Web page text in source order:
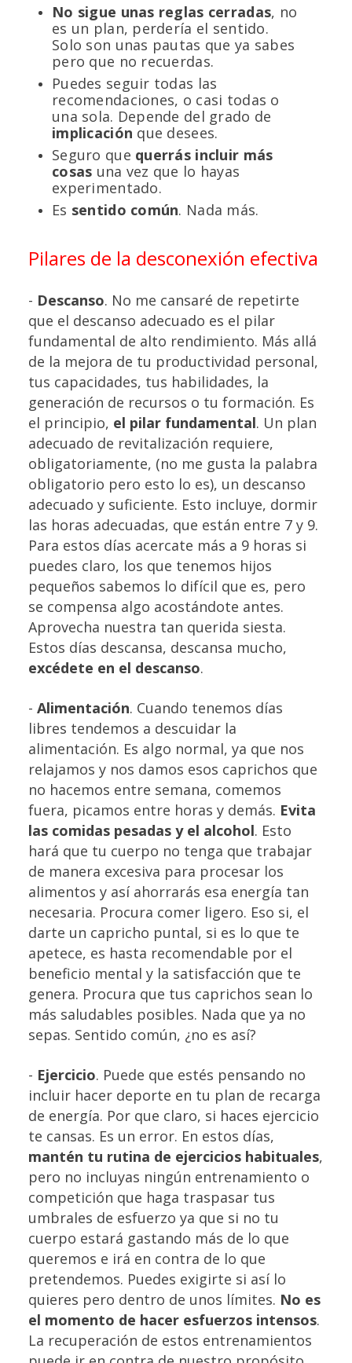
No sigue unas reglas cerradas, no
es un plan, perdería el sentido.
Solo son unas pautas que ya sabes
pero que no recuerdas.
Puedes seguir todas las
recomendaciones, o casi todas o
una sola. Depende del grado de
implicación que desees.
Seguro que querrás incluir más
cosas una vez que lo hayas
experimentado.
Es sentido común. Nada más.
Pilares de la desconexión efectiva
- Descanso. No me cansaré de repetirte
que el descanso adecuado es el pilar
fundamental de alto rendimiento. Más allá
de la mejora de tu productividad personal,
tus capacidades, tus habilidades, la
generación de recursos o tu formación. Es
el principio, el pilar fundamental. Un plan
adecuado de revitalización requiere,
obligatoriamente, (no me gusta la palabra
obligatorio pero esto lo es), un descanso
adecuado y suficiente. Esto incluye, dormir
las horas adecuadas, que están entre 7 y 9.
Para estos días acercate más a 9 horas si
puedes claro, los que tenemos hijos
pequeños sabemos lo difícil que es, pero
se compensa algo acostándote antes.
Aprovecha nuestra tan querida siesta.
Estos días descansa, descansa mucho,
excédete en el descanso.
- Alimentación. Cuando tenemos días
libres tendemos a descuidar la
alimentación. Es algo normal, ya que nos
relajamos y nos damos esos caprichos que
no hacemos entre semana, comemos
fuera, picamos entre horas y demás. Evita
las comidas pesadas y el alcohol. Esto
hará que tu cuerpo no tenga que trabajar
de manera excesiva para procesar los
alimentos y así ahorrarás esa energía tan
necesaria. Procura comer ligero. Eso si, el
darte un capricho puntal, si es lo que te
apetece, es hasta recomendable por el
beneficio mental y la satisfacción que te
genera. Procura que tus caprichos sean lo
más saludables posibles. Nada que ya no
sepas. Sentido común, ¿no es así?
- Ejercicio. Puede que estés pensando no
incluir hacer deporte en tu plan de recarga
de energía. Por que claro, si haces ejercicio
te cansas. Es un error. En estos días,
mantén tu rutina de ejercicios habituales,
pero no incluyas ningún entrenamiento o
competición que haga traspasar tus
umbrales de esfuerzo ya que si no tu
cuerpo estará gastando más de lo que
queremos e irá en contra de lo que
pretendemos. Puedes exigirte si así lo
quieres pero dentro de unos límites. No es
el momento de hacer esfuerzos intensos.
La recuperación de estos entrenamientos